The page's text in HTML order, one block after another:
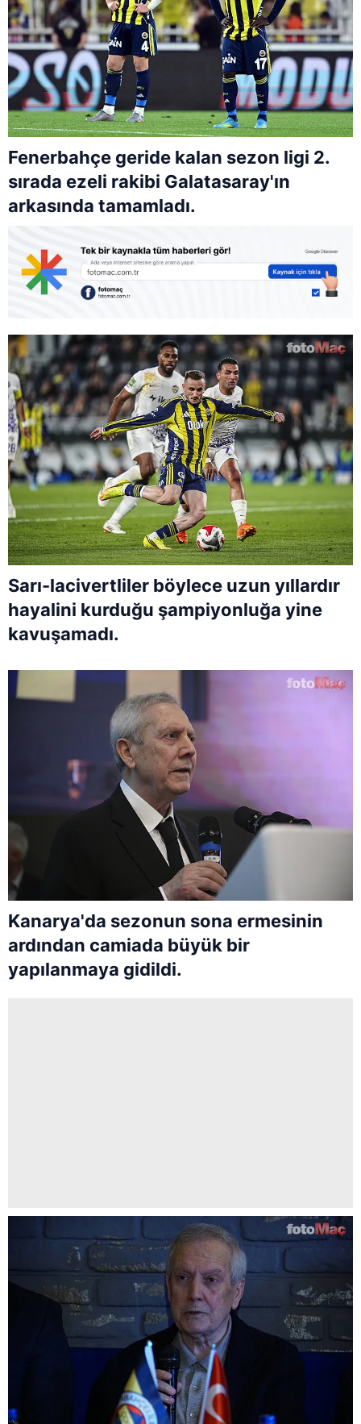
Fenerbahçe geride kalan sezon ligi 2.
sırada ezeli rakibi Galatasaray'ın
arkasında tamamladı.
Sarı-lacivertliler böylece uzun yıllardır
hayalini kurduğu şampiyonluğa yine
kavuşamadı.
Kanarya'da sezonun sona ermesinin
ardından camiada büyük bir
yapılanmaya gidildi.